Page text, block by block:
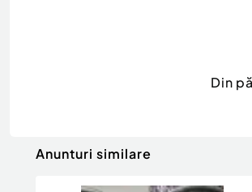
Din
Anunturi similare